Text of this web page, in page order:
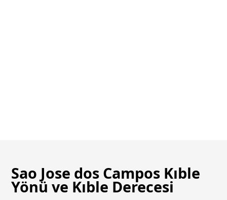
Sao Jose dos Campos Kıble
Yönü ve Kıble Derecesi